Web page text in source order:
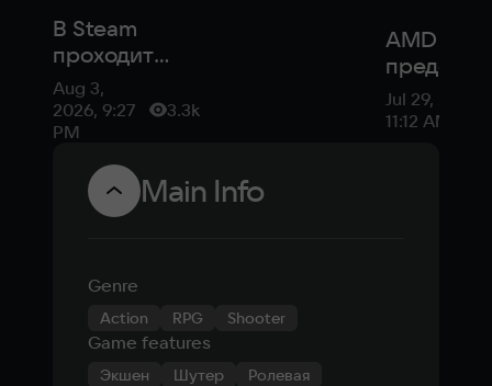
В Steam
проходит
фестиваль
киберпанка
— Cyberpunk
2077 по
рекордной
скидке
Aug 3,
2026, 9:27
PM
3.3k
AMD
Jul 29, 2026,
11:12 AM
Main Info
Genre
Action RPG Shooter
Game features
Экшен Шутер Ролевая